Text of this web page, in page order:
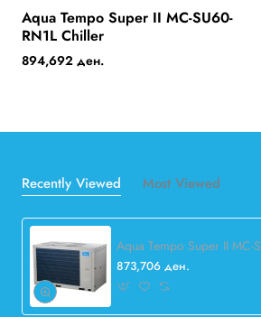
Aqua Tempo Super II MC-SU60-
RN1L Chiller
894,692 ден.
Recently Viewed Most Viewed
873,706 ден.